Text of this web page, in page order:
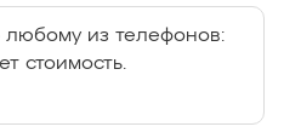
любому из телефонов:
стоимость.